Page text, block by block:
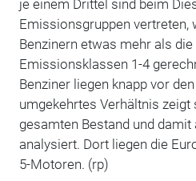
je einem Drittel sind beim
Emissionsgruppen vertreten,
Benzinern etwas mehr als
Emissionsklassen 1-4
Benziner liegen knapp vor
umgekehrtes Verhältnis zeigt
gesamten Bestand und
analysiert. Dort liegen die
5-Motoren. (rp)